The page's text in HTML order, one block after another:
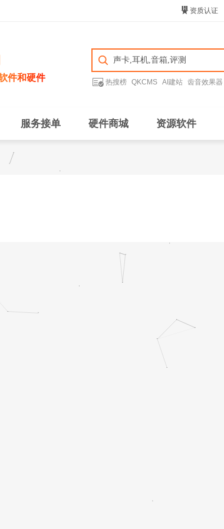
 资质认证
件和硬件  热搜榜 QKCMS AI建站 齿音效果器
服务接单 硬件商城 资源软件